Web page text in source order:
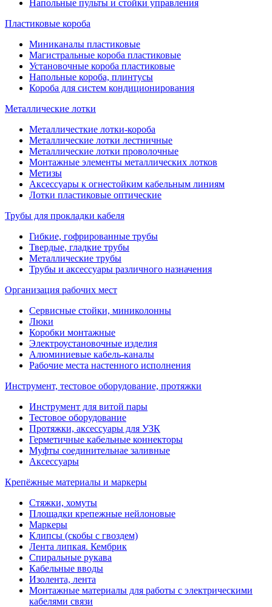
Напольные пульты и стойки управления
Пластиковые короба
Миниканалы пластиковые
Магистральные короба пластиковые
Установочные короба пластиковые
Напольные короба, плинтусы
Короба для систем кондиционирования
Металлические лотки
Металличесткие лотки-короба
Металлические лотки лестничные
Металлические лотки проволочные
Монтажные элементы металлических лотков
Метизы
Аксессуары к огнестойким кабельным линиям
Лотки пластиковые оптические
Трубы для прокладки кабеля
Гибкие, гофрированные трубы
Твердые, гладкие трубы
Металлические трубы
Трубы и аксессуары различного назначения
Организация рабочих мест
Сервисные стойки, миниколонны
Люки
Коробки монтажные
Электроустановочные изделия
Алюминиевые кабель-каналы
Рабочие места настенного исполнения
Инструмент, тестовое оборудование, протяжки
Инструмент для витой пары
Тестовое оборудование
Протяжки, аксессуары для УЗК
Герметичные кабельные коннекторы
Муфты соединительнае заливные
Аксессуары
Крепёжные материалы и маркеры
Стяжки, хомуты
Площадки крепежные нейлоновые
Маркеры
Клипсы (скобы с гвоздем)
Лента липкая. Кембрик
Спиральные рукава
Кабельные вводы
Изолента, лента
Монтажные материалы для работы с электрическими
кабелями связи